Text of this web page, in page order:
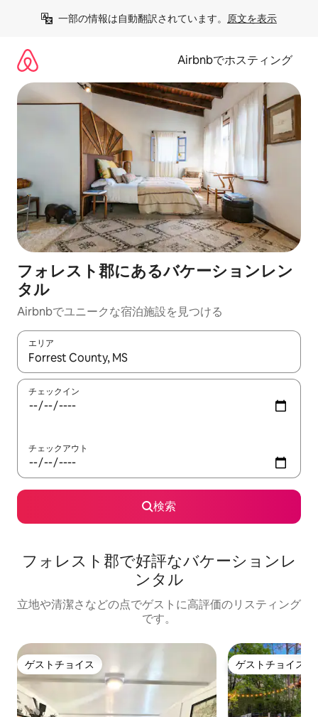
一部の情報は自動翻訳されています。 原文を表示
Airbnbでホスティング
フォレスト郡にあるバケーションレン
タル
Airbnbでユニークな宿泊施設を見つける
エリア
検索結果が表示されたら、上下の矢印キーを使って移動するか
チェックイン
チェックアウト
検索
フォレスト郡で好評なバケーションレ
ンタル
立地や清潔さなどの点でゲストに高評価のリスティング
です。
ゲストチョイス
ゲストチョイス ゲストチョイス
ゲストチョイス